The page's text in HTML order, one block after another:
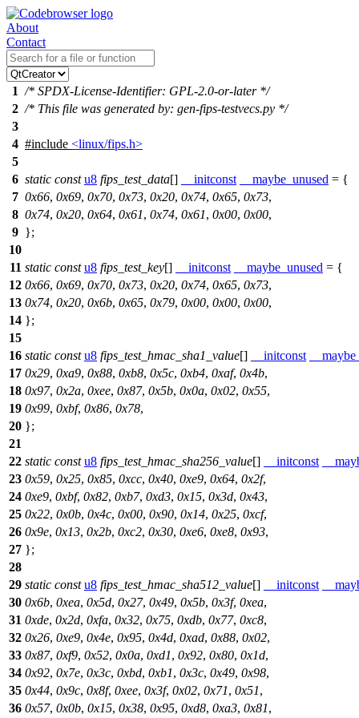
About
Contact
1 /* SPDX-License-Identifier: GPL-2.0-or-later */
2 /* This file was generated by: gen-fips-testvecs.py */
3
4 #include <linux/fips.h>
5
6 static const u8 fips_test_data[] __initconst __maybe_unused = {
7 0x66, 0x69, 0x70, 0x73, 0x20, 0x74, 0x65, 0x73,
8 0x74, 0x20, 0x64, 0x61, 0x74, 0x61, 0x00, 0x00,
9 };
10
11 static const u8 fips_test_key[] __initconst __maybe_unused = {
12 0x66, 0x69, 0x70, 0x73, 0x20, 0x74, 0x65, 0x73,
13 0x74, 0x20, 0x6b, 0x65, 0x79, 0x00, 0x00, 0x00,
14 };
15
16 static const u8 fips_test_hmac_sha1_value[] __initconst
17 0x29, 0xa9, 0x88, 0xb8, 0x5c, 0xb4, 0xaf, 0x4b,
18 0x97, 0x2a, 0xee, 0x87, 0x5b, 0x0a, 0x02, 0x55,
19 0x99, 0xbf, 0x86, 0x78,
20 };
21
22 static const u8 fips_test_hmac_sha256_value[] __initconst
23 0x59, 0x25, 0x85, 0xcc, 0x40, 0xe9, 0x64, 0x2f,
24 0xe9, 0xbf, 0x82, 0xb7, 0xd3, 0x15, 0x3d, 0x43,
25 0x22, 0x0b, 0x4c, 0x00, 0x90, 0x14, 0x25, 0xcf,
26 0x9e, 0x13, 0x2b, 0xc2, 0x30, 0xe6, 0xe8, 0x93,
27 };
28
29 static const u8 fips_test_hmac_sha512_value[] __initconst
30 0x6b, 0xea, 0x5d, 0x27, 0x49, 0x5b, 0x3f, 0xea,
31 0xde, 0x2d, 0xfa, 0x32, 0x75, 0xdb, 0x77, 0xc8,
32 0x26, 0xe9, 0x4e, 0x95, 0x4d, 0xad, 0x88, 0x02,
33 0x87, 0xf9, 0x52, 0x0a, 0xd1, 0x92, 0x80, 0x1d,
34 0x92, 0x7e, 0x3c, 0xbd, 0xb1, 0x3c, 0x49, 0x98,
35 0x44, 0x9c, 0x8f, 0xee, 0x3f, 0x02, 0x71, 0x51,
36 0x57, 0x0b, 0x15, 0x38, 0x95, 0xd8, 0xa3, 0x81,